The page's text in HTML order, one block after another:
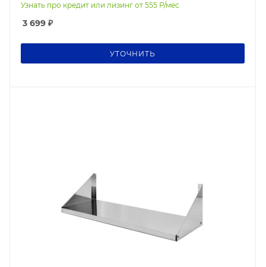
Узнать про кредит или лизинг от 555 Р/мес
3 699 ₽
УТОЧНИТЬ